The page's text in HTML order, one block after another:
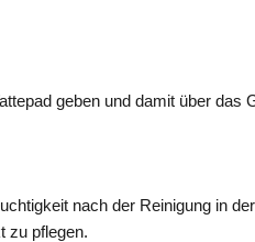
geben und damit über
nach der Reinigung in
zu pflegen.